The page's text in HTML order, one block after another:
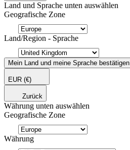
Land und Sprache unten auswählen
Geografische Zone
Land/Region - Sprache
Mein Land und meine Sprache bestätigen
EUR (€)
Zurück
Währung unten auswählen
Geografische Zone
Währung